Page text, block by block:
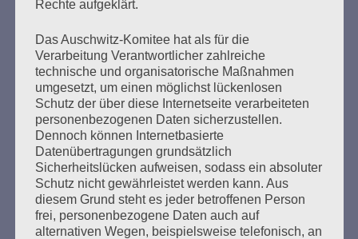
Zum 26. Mal gibt es eine Marathonlesung anlässlich
Kaifu-Ufer – genau an dem Ort, wo im Mai 1933 NS-
Studentenorganisationen und Burschenschaftler
Bücher verbrannten.
Weitere Informationen:lesezeichen-setzen.de
GEDENKEN UND ERINNERN BEGINNT IN
UNSERER NACHBARSCHAFT
Rechte aufgeklärt.
Das Auschwitz-Komitee hat als für die
Verarbeitung Verantwortlicher zahlreiche
technische und organisatorische Maßnahmen
umgesetzt, um einen möglichst lückenlosen
Schutz der über diese Internetseite verarbeiteten
personenbezogenen Daten sicherzustellen.
Dennoch können Internetbasierte
Datenübertragungen grundsätzlich
Sicherheitslücken aufweisen, sodass ein absoluter
Schutz nicht gewährleistet werden kann. Aus
diesem Grund steht es jeder betroffenen Person
frei, personenbezogene Daten auch auf
alternativen Wegen, beispielsweise telefonisch, an